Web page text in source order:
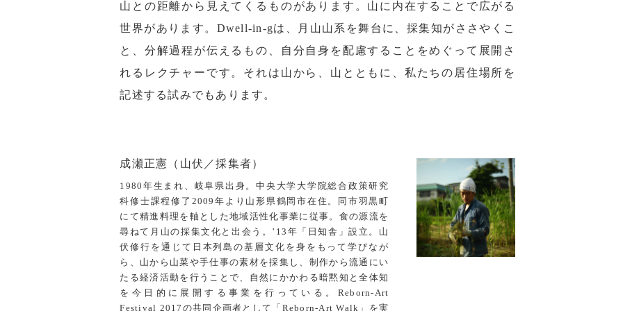
山との距離から見えてくるものがあります。山に内在することで広がる
世界があります。Dwell-in-gは、月山山系を舞台に、採集知がささやくこ
と、分解過程が伝えるもの、自分自身を配慮することをめぐって展開さ
れるレクチャーです。それは山から、山とともに、私たちの居住場所を
記述する試みでもあります。
成瀬正憲（山伏／採集者）
1980年生まれ、岐阜県出身。中央大学大学院総合政策研究
科修士課程修了2009年より山形県鶴岡市在住。同市羽黒町
にて精進料理を軸とした地域活性化事業に従事。食の源流を
尋ねて月山の採集文化と出会う。’13年「日知舎」設立。山
伏修行を通じて日本列島の基層文化を身をもって学びなが
ら、山から山菜や手仕事の素材を採集し、制作から流通にい
たる経済活動を行うことで、自然にかかわる暗黙知と全体知
を今日的に展開する事業を行っている。Reborn-Art
Festival 2017の共同企画者として「Reborn-Art Walk」を実